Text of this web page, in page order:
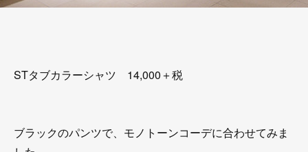
STタブカラーシャツ 14,000＋税
ブラックのパンツで、モノトーンコーデに合わせてみま